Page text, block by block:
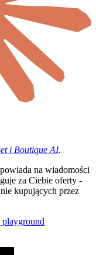
i Boutique AI.
na wiadomości
za Ciebie oferty -
kupujących przez